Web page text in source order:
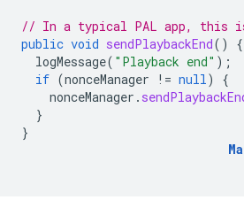
// In a typical PAL app, this is
public void sendPlaybackEnd()
{
logMessage( "Playback end" );
if (nonceManager != null)
{
nonceManager .
}
}